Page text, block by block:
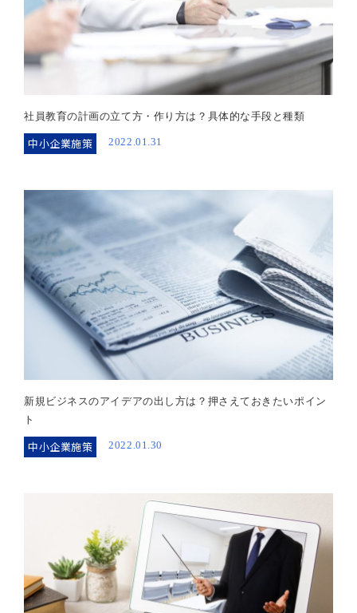
社員教育の計画の立て方・作り方は？具体的な手段と種類
中小企業施策 2022.01.31
新規ビジネスのアイデアの出し方は？押さえておきたいポイン
ト
中小企業施策 2022.01.30